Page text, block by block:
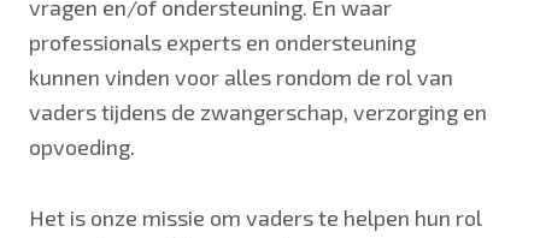
vragen en/of ondersteuning. En waar
professionals experts en ondersteuning
kunnen vinden voor alles rondom de rol van
vaders tijdens de zwangerschap, verzorging en
opvoeding.
Het is onze missie om vaders te helpen hun rol